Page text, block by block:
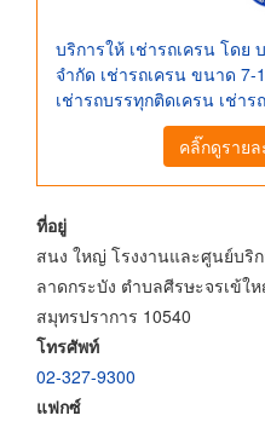
บริการให้ เช่ารถเครน โดย
จำกัด เช่ารถเครน ขนาด 7-
เช่ารถบรรทุกติดเครน เช่าร
คลิ๊กดูรายล
ที่อยู่
สนง ใหญ่ โรงงานและศูนย์บริ
ลาดกระบัง ตำบลศีรษะจรเข้ใ
สมุทรปราการ 10540
โทรศัพท์
02-327-9300
แฟกซ์